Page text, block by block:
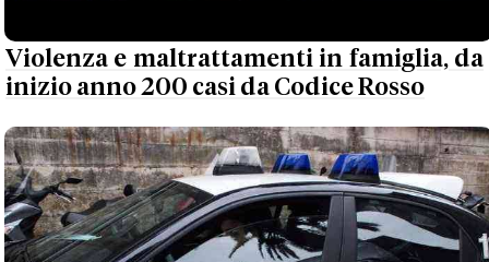
Violenza e maltrattamenti in famiglia, da
inizio anno 200 casi da Codice Rosso